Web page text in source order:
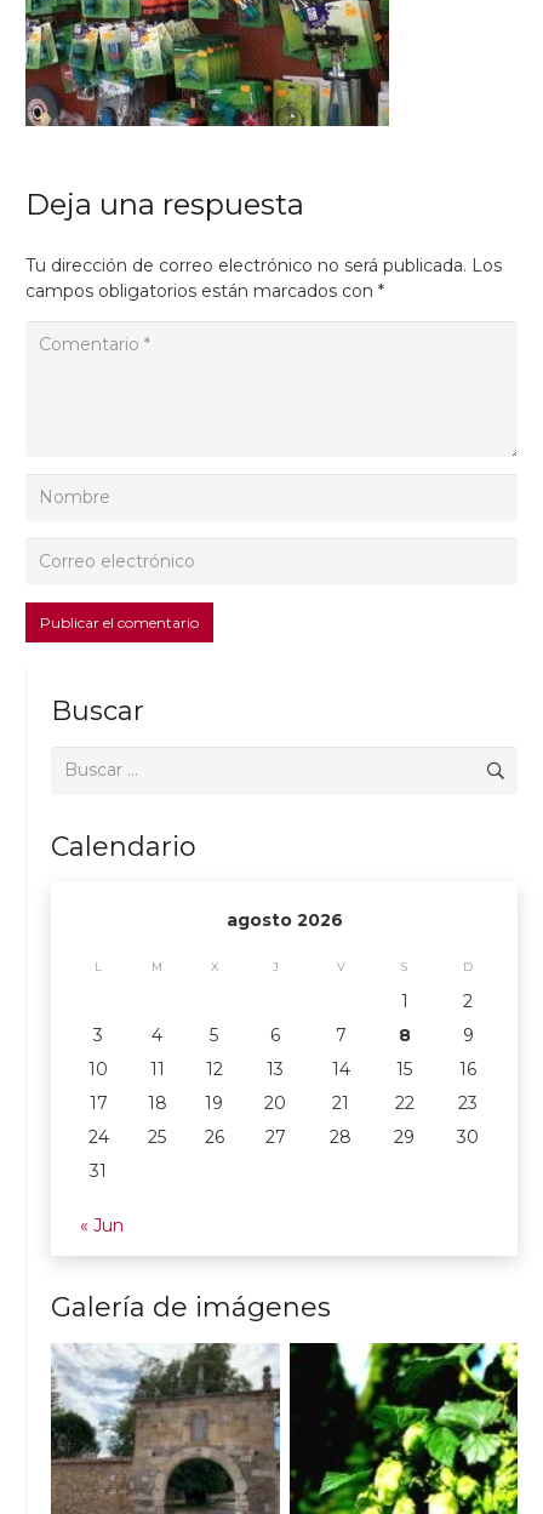
Deja una respuesta
Tu dirección de correo electrónico no será publicada. Los
campos obligatorios están marcados con *
Publicar el comentario
Buscar
Buscar:
Calendario
agosto 2026
L M X J V S D
1
2
3
4 5 6 7 8
9
10
11 12 13 14 15
16
17
18 19 20 21 22
23
24
25 26 27 28 29
30
31
« Jun
Galería de imágenes